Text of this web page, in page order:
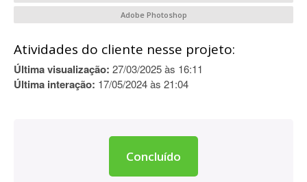
Adobe Photoshop
Atividades do cliente nesse projeto:
Última visualização: 27/03/2025 às 16:11
Última interação: 17/05/2024 às 21:04
Concluído